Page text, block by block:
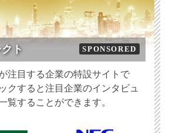
ト SPONSORED
注目する企業の特設サイトで
クすると注目企業のインタビュ
覧することができます。